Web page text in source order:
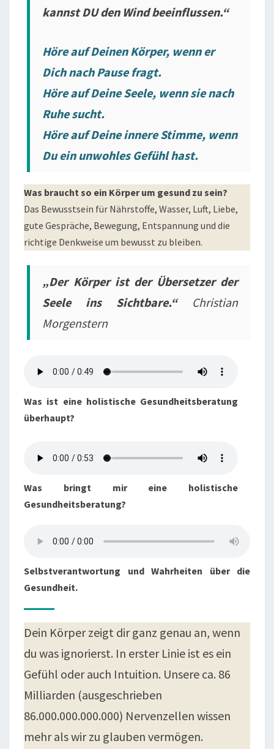
kannst DU den Wind beeinflussen.“
Höre auf Deinen Körper, wenn er
Dich nach Pause fragt.
Höre auf Deine Seele, wenn sie nach
Ruhe sucht.
Höre auf Deine innere Stimme, wenn
Du ein unwohles Gefühl hast.
Was braucht so ein Körper um gesund zu sein?
Das Bewusstsein für Nährstoffe, Wasser, Luft, Liebe,
gute Gespräche, Bewegung, Entspannung und die
richtige Denkweise um bewusst zu bleiben.
„Der Körper ist der Übersetzer der
Seele ins Sichtbare.“ Christian
Morgenstern
Was ist eine holistische Gesundheitsberatung
überhaupt?
Was bringt mir eine holistische
Gesundheitsberatung?
Selbstverantwortung und Wahrheiten über die
Gesundheit.
Dein Körper zeigt dir ganz genau an, wenn
du was ignorierst. In erster Linie ist es ein
Gefühl oder auch Intuition. Unsere ca. 86
Milliarden (ausgeschrieben
86.000.000.000.000) Nervenzellen wissen
mehr als wir zu glauben vermögen.